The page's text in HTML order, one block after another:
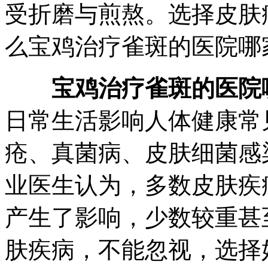
受折磨与煎熬。选择皮
么宝鸡治疗雀斑的医院哪
宝鸡治疗雀斑的医
日常生活影响人体健康
疮、真菌病、皮肤细菌
业医生认为，多数皮肤
产生了影响，少数较重
肤疾病，不能忽视，选